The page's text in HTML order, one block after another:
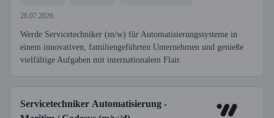
26.07.2026
Werde Servicetechniker (m/w) für Automatisierungssysteme in
einem innovativen, familiengeführten Unternehmen und genieße
vielfältige Aufgaben mit internationalem Flair.
Servicetechniker Automatisierung -